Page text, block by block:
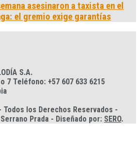
asesinaron a taxista en el
el gremio exige garantías
S.A.
7 Teléfono: +57 607 633 6215
Todos los Derechos Reservados -
Prada - Diseñado por: SERO.